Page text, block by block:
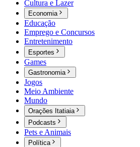
Cultura e Lazer
Economia
Educação
Emprego e Concursos
Entretenimento
Esportes
Games
Gastronomia
Jogos
Meio Ambiente
Mundo
Orações Itatiaia
Podcasts
Pets e Animais
Política